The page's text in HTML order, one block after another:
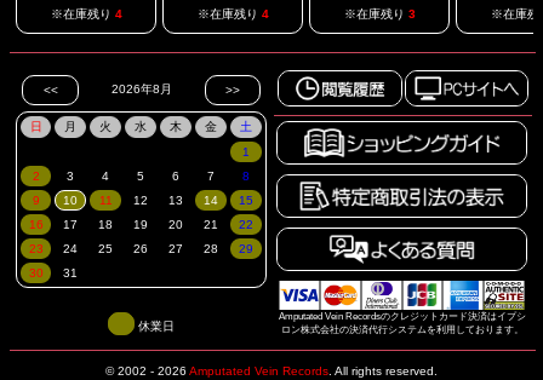
※在庫残り 4 ※在庫残り 4 ※在庫残り 3 ※在庫残
Amputated Vein Recordsのクレジットカード決済はイプシ
ロン株式会社の決済代行システムを利用しております。
休業日
© 2002 - 2026 Amputated Vein Records All rights reserved.